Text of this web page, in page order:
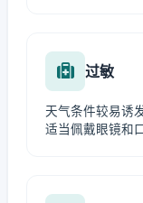
过敏
天气条件较易诱
适当佩戴眼镜和